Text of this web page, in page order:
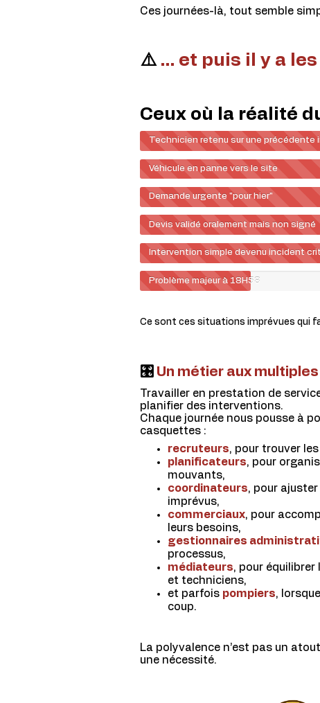
Ces journées-là, tout semble
⚠️ … et puis il y a
Ceux où la réalité
Technicien retenu sur une précédente
Véhicule en panne vers le site
Demande urgente "pour hier"
Devis validé oralement mais non signé
Intervention simple devenu incident
Problème majeur à 18H58
Ce sont ces situations imprévues qui
🎛 Un métier aux
Travailler en prestation de
planifier des interventions.
Chaque journée nous pousse à
casquettes :
recruteurs, pour trouver
planificateurs, pour
mouvants,
coordinateurs, pour
imprévus,
commerciaux, pour
leurs besoins,
gestionnaires
processus,
médiateurs, pour
et techniciens,
et parfois pompiers,
coup.
La polyvalence n’est pas un
une nécessité.